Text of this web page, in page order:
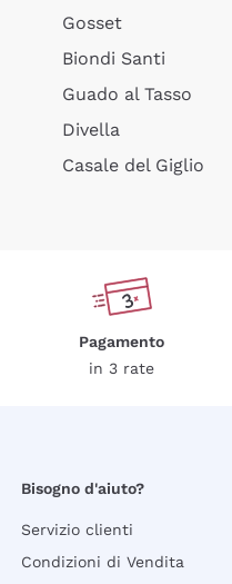
Gosset
Biondi Santi
Guado al Tasso
Divella
Casale del Giglio
Pagamento
in 3 rate
Bisogno d'aiuto?
Servizio clienti
Condizioni di Vendita